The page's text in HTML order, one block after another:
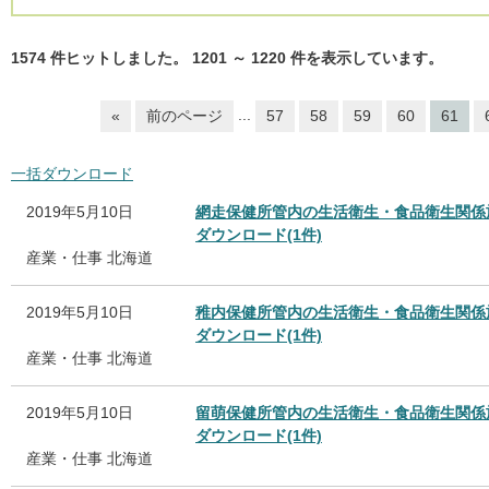
1574 件ヒットしました。 1201 ～ 1220 件を表示しています。
« 前のページ ... 57 58 59 60 61
一括ダウンロード
2019年5月10日
網走保健所管内の生活衛生・食品衛生関
ダウンロード(1件)
産業・仕事 北海道
2019年5月10日
稚内保健所管内の生活衛生・食品衛生関
ダウンロード(1件)
産業・仕事 北海道
2019年5月10日
留萌保健所管内の生活衛生・食品衛生関
ダウンロード(1件)
産業・仕事 北海道